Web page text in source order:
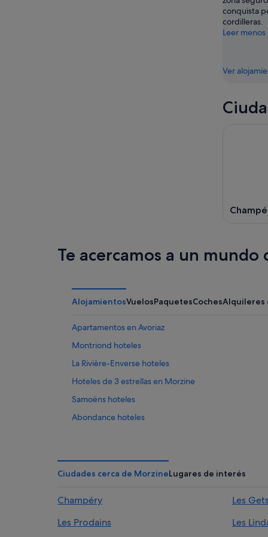
ago
ago
-
16
conquista
cordilleras.
Leer menos
Ver
Te acercamos a un mundo
AlojamientosVuelosPaquetesCochesAlquileres
Apartamentos en Avoriaz
Montriond hoteles
La Rivière-Enverse hoteles
Hoteles de 3 estrellas en Morzine
Samoëns hoteles
Abondance hoteles
Saint-Sigismond hoteles
Campings de caravanas en Morzine
Hoteles con piscina en Morzine
Ciudades cerca de MorzineLugares de interés
Champéry Les Gets
Les Prodains
Les